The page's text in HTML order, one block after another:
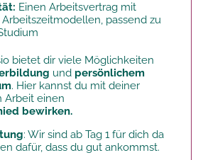
Einen Arbeitsvertrag mit
passend zu
bietet dir viele Möglichkeiten
und persönlichem
. Hier kannst du mit deiner
Arbeit einen
bewirken.
: Wir sind ab Tag 1 für dich da
dafür, dass du gut ankommst.